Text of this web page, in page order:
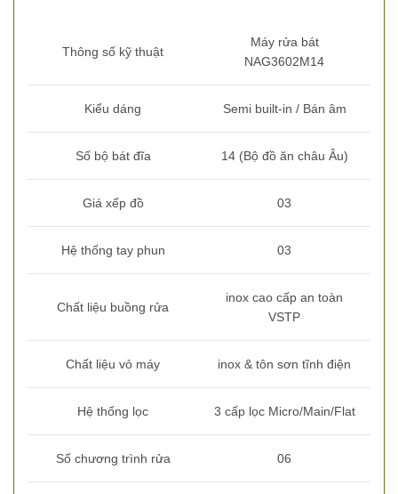
Thông số kỹ thuật
Máy rửa bát
NAG3602M14
Kiểu dáng Semi built-in / Bán âm
Số bộ bát đĩa 14 (Bộ đồ ăn châu Âu)
Giá xếp đồ 03
Hệ thống tay phun 03
Chất liệu buồng rửa
inox cao cấp an toàn
VSTP
Chất liệu vỏ máy inox & tôn sơn tĩnh điện
Hệ thống lọc 3 cấp lọc Micro/Main/Flat
Số chương trình rửa 06